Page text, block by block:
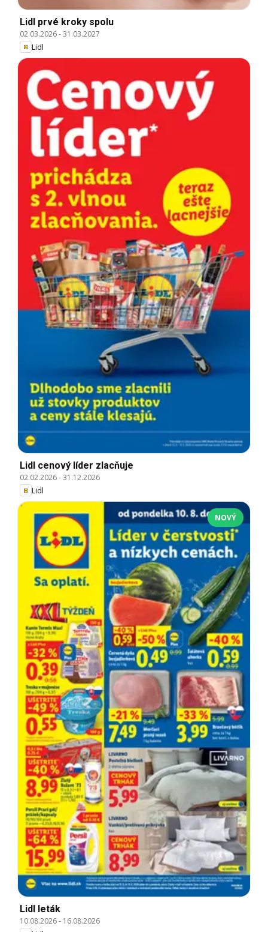
Lidl prvé kroky spolu
02.03.2026-31.03.2027
Lidl
Lidl cenový líder zlacňuje
02.02.2026-31.12.2026
Lidl
NOVÝ
Lidl leták
10.08.2026- 16.08.2026